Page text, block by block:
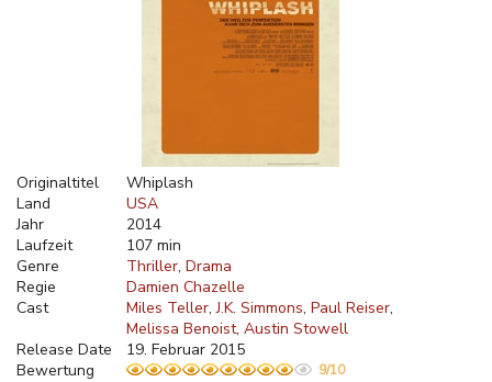
Originaltitel
Whiplash
Land
USA
Jahr
2014
Laufzeit
107 min
Genre
Thriller Drama
Regie
Damien Chazelle
Cast
Miles Teller J.K. Simmons Paul Reiser
Melissa Benoist Austin Stowell
Release Date
19. Februar 2015
Bewertung
9/10